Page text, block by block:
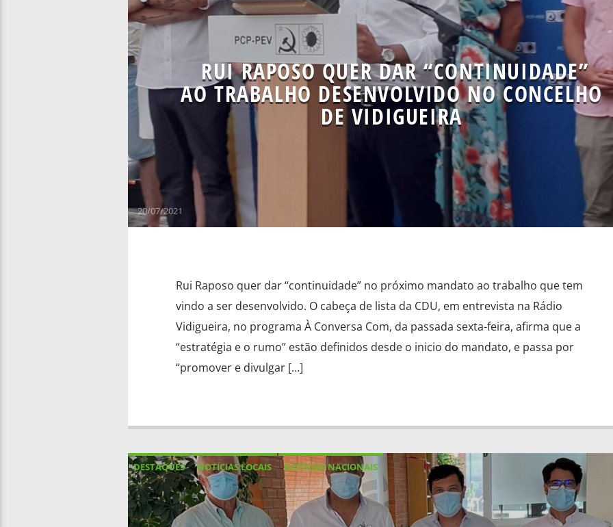
RUI RAPOSO QUER DAR “CONTINUIDADE”
AO TRABALHO DESENVOLVIDO NO CONCELHO
DE VIDIGUEIRA
20/07/2021
Rui Raposo quer dar “continuidade” no próximo mandato ao trabalho que tem
vindo a ser desenvolvido. O cabeça de lista da CDU, em entrevista na Rádio
Vidigueira, no programa À Conversa Com, da passada sexta-feira, afirma que a
“estratégia e o rumo” estão definidos desde o inicio do mandato, e passa por
“promover e divulgar […]
DESTAQUES NOTÍCIAS LOCAIS NOTÍCIAS NACIONAIS